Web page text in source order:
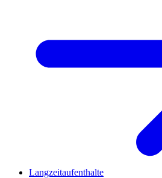
Langzeitaufenthalte